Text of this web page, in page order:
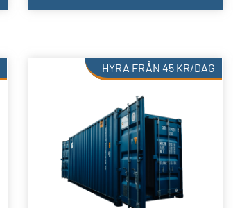
HYRA FRÅN 45 KR/DAG